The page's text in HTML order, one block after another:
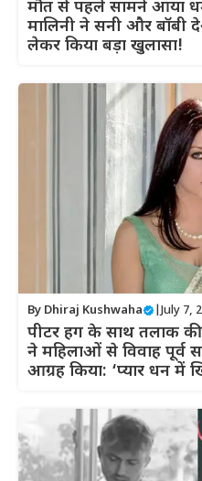
मौत से पहले सामने आया
मालिनी ने सनी और बॉबी
लेकर किया बड़ा खुलासा!
By Dhiraj Kushwaha July 7,
पीटर हग के साथ तलाक
ने महिलाओं से विवाह पूर्व
आग्रह किया: ‘प्यार धन में